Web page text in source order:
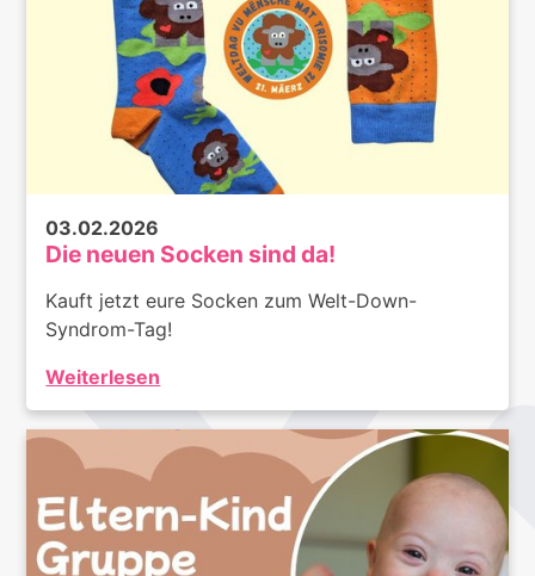
03.02.2026
Die neuen Socken sind da!
Kauft jetzt eure Socken zum Welt-Down-
Syndrom-Tag!
Weiterlesen